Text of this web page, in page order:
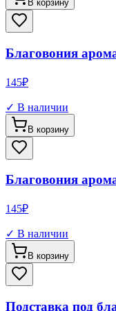
В корзину
Благовония
145₽
✓ В наличии
В корзину
Благовония
145₽
✓ В наличии
В корзину
Подставка под